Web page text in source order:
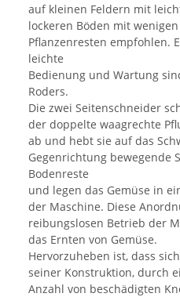
auf kleinen Feldern mit
lockeren Böden mit
Pflanzenresten empfohlen.
leichte
Bedienung und Wartung
Roders.
Die zwei Seitenschneider
der doppelte waagrechte
ab und hebt sie auf das
Gegenrichtung bewegende
Bodenreste
und legen das Gemüse in
der Maschine. Diese
reibungslosen Betrieb der
das Ernten von Gemüse.
Hervorzuheben ist, dass
seiner Konstruktion, durch
Anzahl von beschädigten